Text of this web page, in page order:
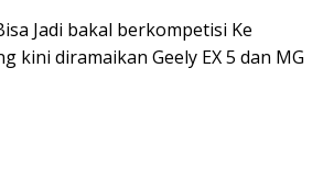
Jadi bakal berkompetisi Ke
kini diramaikan Geely EX 5 dan MG